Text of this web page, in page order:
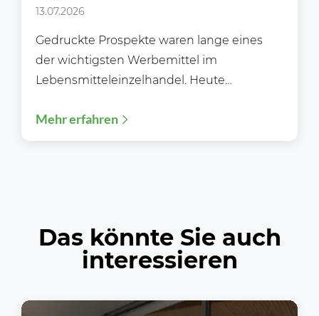
Lebensmitteleinzelhandel
13.07.2026
Gedruckte Prospekte waren lange eines
der wichtigsten Werbemittel im
Lebensmitteleinzelhandel. Heute
zusätzlich über Händler-Apps, digitale
Prospekte, Newsletter und...
Mehr erfahren
Das könnte Sie auch
interessieren